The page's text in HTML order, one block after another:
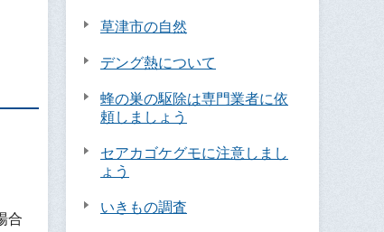
合
草津市の自然
デング熱について
蜂の巣の駆除は専門業者に依
頼しましょう
セアカゴケグモに注意しまし
ょう
いきもの調査